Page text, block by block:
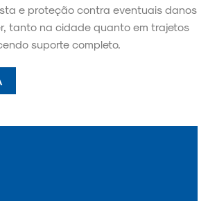
e proteção contra eventuais danos
tanto na cidade quanto em trajetos
suporte completo.